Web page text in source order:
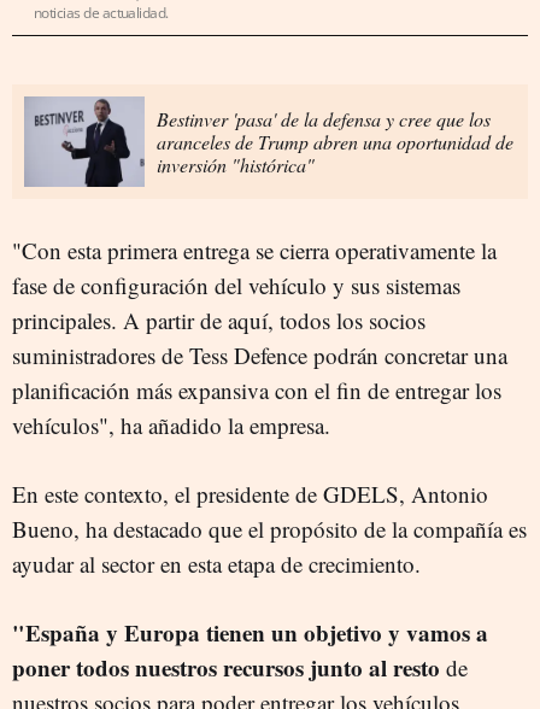
noticias de actualidad.
Bestinver 'pasa' de la defensa y cree que los
aranceles de Trump abren una oportunidad de
inversión "histórica"
"Con esta primera entrega se cierra operativamente la
fase de configuración del vehículo y sus sistemas
principales. A partir de aquí, todos los socios
suministradores de Tess Defence podrán concretar una
planificación más expansiva con el fin de entregar los
vehículos", ha añadido la empresa.
En este contexto, el presidente de GDELS, Antonio
Bueno, ha destacado que el propósito de la compañía es
ayudar al sector en esta etapa de crecimiento.
"España y Europa tienen un objetivo y vamos a
poner todos nuestros recursos junto al resto de
nuestros socios para poder entregar los vehículos